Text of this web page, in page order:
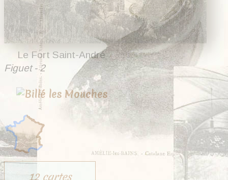
Le Fort Saint-André
Figuet - 2
12 cartes